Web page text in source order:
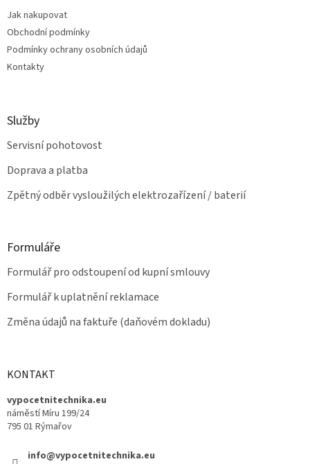
Jak nakupovat
Obchodní podmínky
Podmínky ochrany osobních údajů
Kontakty
Služby
Servisní pohotovost
Doprava a platba
Zpětný odběr vysloužilých elektrozařízení / baterií
Formuláře
Formulář pro odstoupení od kupní smlouvy
Formulář k uplatnění reklamace
Změna údajů na faktuře (daňovém dokladu)
KONTAKT
vypocetnitechnika.eu
náměstí Míru 199/24
795 01 Rýmařov
info@vypocetnitechnika.eu